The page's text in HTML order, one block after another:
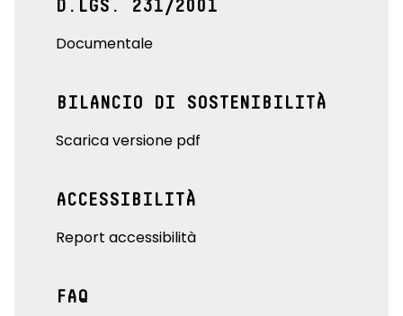
D.LGS. 231/2001
Documentale
BILANCIO DI SOSTENIBILITÀ
Scarica versione pdf
ACCESSIBILITÀ
Report accessibilità
FAQ